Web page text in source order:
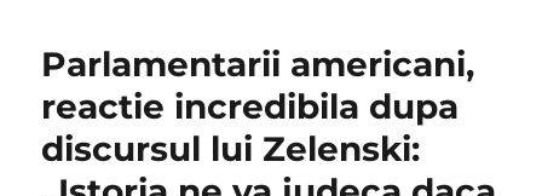
Parlamentarii americani,
reactie incredibila dupa
discursul lui Zelenski: